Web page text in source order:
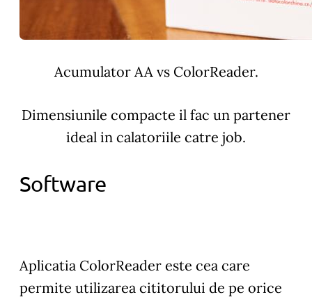
Acumulator AA vs ColorReader.
Dimensiunile compacte il fac un partener
ideal in calatoriile catre job.
Software
Aplicatia ColorReader este cea care
permite utilizarea cititorului de pe orice